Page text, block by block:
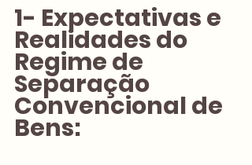
1- Expectativas e
Realidades do
Regime de
Separação
Convencional de
Bens: